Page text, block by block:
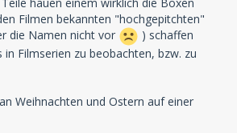
Filmen bekannten "hochgepitchten"
die Namen nicht vor
) schaffen
Filmserien zu beobachten, bzw. zu
Weihnachten und Ostern auf einer